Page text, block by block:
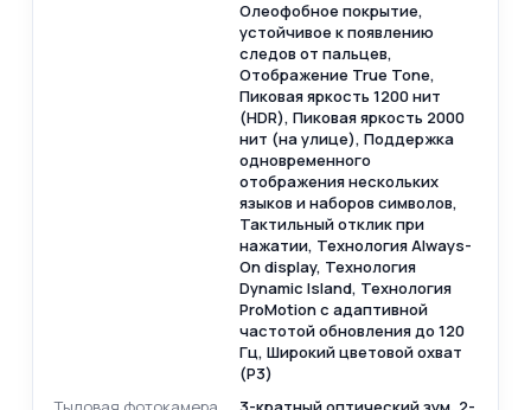
Олеофобное покрытие,
устойчивое к появлению
следов от пальцев,
Отображение True Tone,
Пиковая яркость 1200 нит
(HDR), Пиковая яркость 2000
нит (на улице), Поддержка
одновременного
отображения нескольких
языков и наборов символов,
Тактильный отклик при
нажатии, Технология Always-
On display, Технология
Dynamic Island, Технология
ProMotion с адаптивной
частотой обновления до 120
Гц, Широкий цветовой охват
(P3)